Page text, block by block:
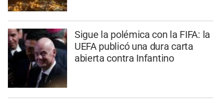
Sigue la polémica con la FIFA: la
UEFA publicó una dura carta
abierta contra Infantino